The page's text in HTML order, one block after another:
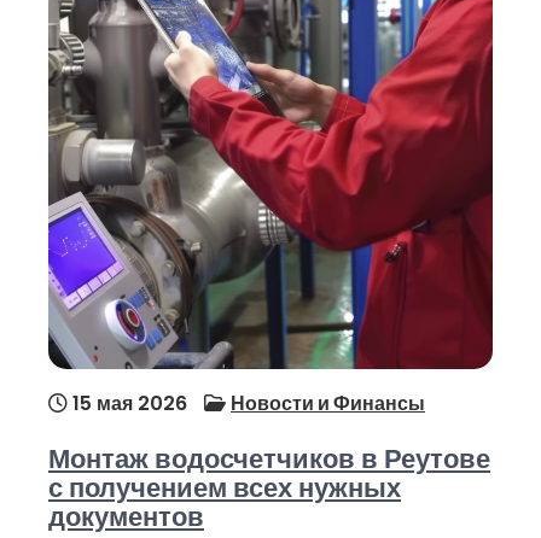
15 мая 2026 Новости и Финансы
Монтаж водосчетчиков в Реутове
с получением всех нужных
документов